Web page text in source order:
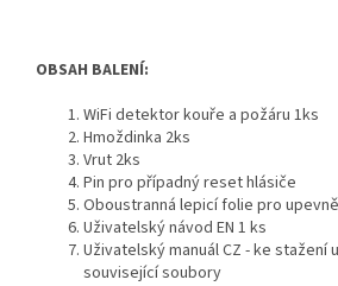
OBSAH BALENÍ:
WiFi detektor kouře a požáru 1ks
Hmoždinka 2ks
Vrut 2ks
Pin pro případný reset hlásiče
Oboustranná lepicí folie pro
Uživatelský návod EN 1 ks
Uživatelský manuál CZ - ke stažení
související soubory